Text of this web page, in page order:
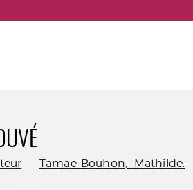
- Tamae-Bouhon, Mathilde.